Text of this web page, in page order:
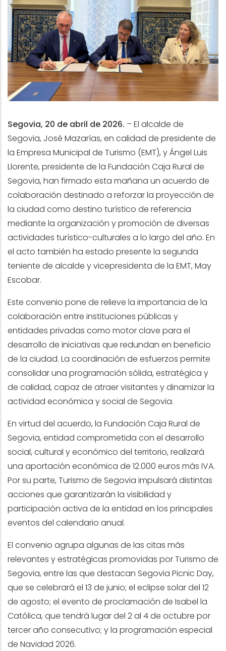
Segovia, 20 de abril de 2026. –El alcalde de
Segovia, José Mazarías, en calidad de presidente de
la Empresa Municipal de Turismo (EMT), y Ángel Luis
Llorente, presidente de la Fundación Caja Rural de
Segovia, han firmado esta mañana un acuerdo de
colaboración destinado a reforzar la proyección de
la ciudad como destino turístico de referencia
mediante la organización y promoción de diversas
actividades turístico-culturales a lo largo del año. En
el acto también ha estado presente la segunda
teniente de alcalde y vicepresidenta de la EMT, May
Escobar.
Este convenio pone de relieve la importancia de la
colaboración entre instituciones públicas y
entidades privadas como motor clave para el
desarrollo de iniciativas que redundan en beneficio
de la ciudad. La coordinación de esfuerzos permite
consolidar una programación sólida, estratégica y
de calidad, capaz de atraer visitantes y dinamizar la
actividad económica y social de Segovia.
En virtud del acuerdo, la Fundación Caja Rural de
Segovia, entidad comprometida con el desarrollo
social, cultural y económico del territorio, realizará
una aportación económica de 12.000 euros más IVA.
Por su parte, Turismo de Segovia impulsará distintas
acciones que garantizarán la visibilidad y
participación activa de la entidad en los principales
eventos del calendario anual.
El convenio agrupa algunas de las citas más
relevantes y estratégicas promovidas por Turismo de
Segovia, entre las que destacan Segovia Picnic Day,
que se celebrará el 13 de junio; el eclipse solar del 12
de agosto; el evento de proclamación de Isabel la
Católica, que tendrá lugar del 2 al 4 de octubre por
tercer año consecutivo; y la programación especial
de Navidad 2026.